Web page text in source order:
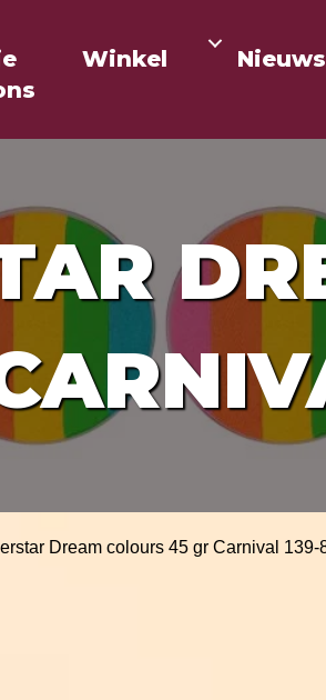
Winkel
Nieuws
Dream colours 45 gr Carnival 139-